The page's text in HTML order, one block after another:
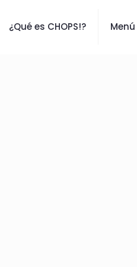
¿Qué es CHOPS!? Menú